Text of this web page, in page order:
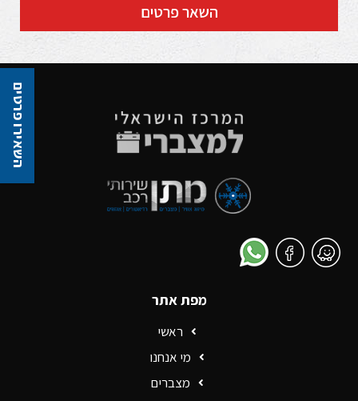
השאר פרטים
מפת אתר
ראשי
מי אנחנו
מצברים
השאירו פרטים